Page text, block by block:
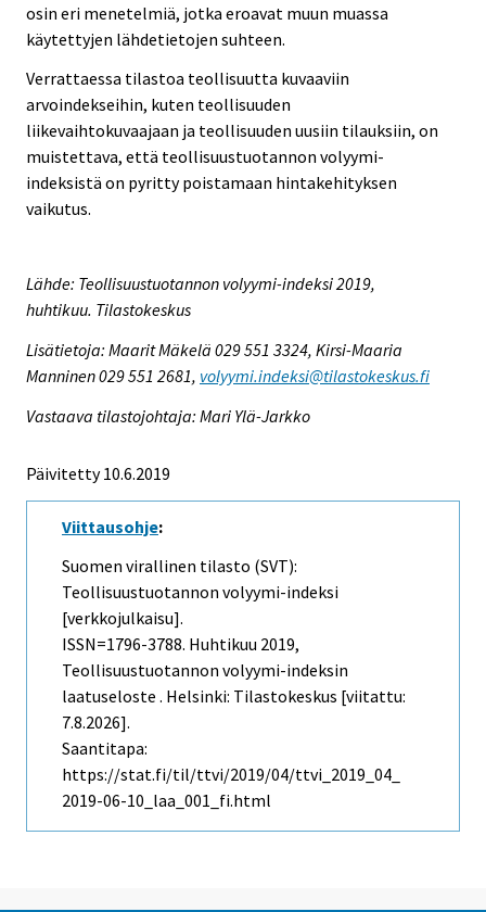
osin eri menetelmiä, jotka eroavat muun muassa
käytettyjen lähdetietojen suhteen.
Verrattaessa tilastoa teollisuutta kuvaaviin
arvoindekseihin, kuten teollisuuden
liikevaihtokuvaajaan ja teollisuuden uusiin tilauksiin, on
muistettava, että teollisuustuotannon volyymi-
indeksistä on pyritty poistamaan hintakehityksen
vaikutus.
Lähde: Teollisuustuotannon volyymi-indeksi 2019,
huhtikuu. Tilastokeskus
Lisätietoja: Maarit Mäkelä 029 551 3324, Kirsi-Maaria
Manninen 029 551 2681, volyymi.indeksi@tilastokeskus.fi
Vastaava tilastojohtaja: Mari Ylä-Jarkko
Päivitetty 10.6.2019
Viittausohje:
Suomen virallinen tilasto (SVT):
Teollisuustuotannon volyymi-indeksi
[verkkojulkaisu].
ISSN=1796-3788. Huhtikuu 2019,
Teollisuustuotannon volyymi-indeksin
laatuseloste . Helsinki: Tilastokeskus [viitattu:
7.8.2026].
Saantitapa:
https://stat.fi/til/ttvi/2019/04/ttvi_2019_04_
2019-06-10_laa_001_fi.html